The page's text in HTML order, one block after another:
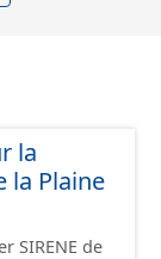
la
la Plaine
SIRENE de